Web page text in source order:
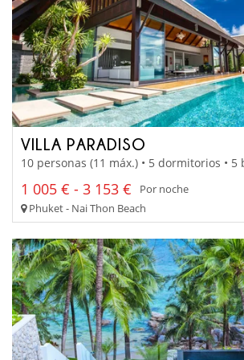
VILLA PARADISO
10 personas (11 máx.) • 5 dormitorios • 5
1 005 € - 3 153 €
Por noche
Phuket - Nai Thon Beach